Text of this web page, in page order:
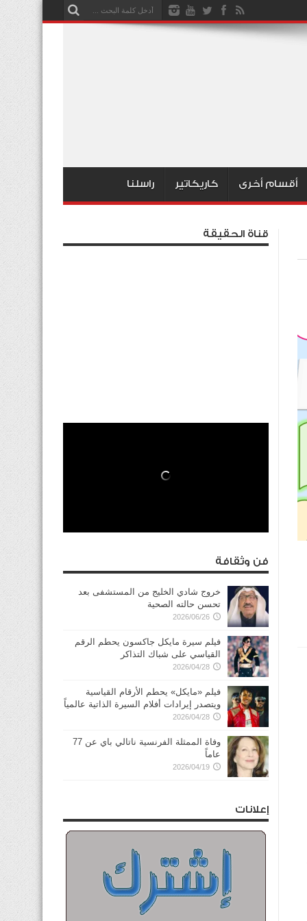
أقسام أخرى كاريكاتير راسلنا
قناة الحقيقة
فن وثقافة
خروج شادي الخليج من المستشفى بعد
تحسن حالته الصحية
2026/06/26
فيلم سيرة مايكل جاكسون يحطم الرقم
القياسي على شباك التذاكر
2026/04/28
فيلم «مايكل» يحطم الأرقام القياسية
ويتصدر إيرادات أفلام السيرة الذاتية عالمياً
2026/04/28
وفاة الممثلة الفرنسية ناتالي باي عن 77
عاماً
2026/04/19
إعلانات